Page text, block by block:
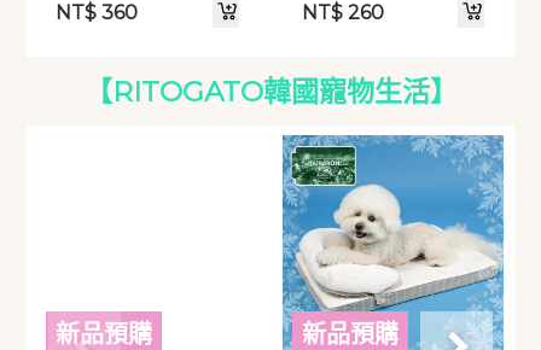
NT$ 360
NT$260
【RITOGATO韓國寵物生活】
新品預購 新品預購